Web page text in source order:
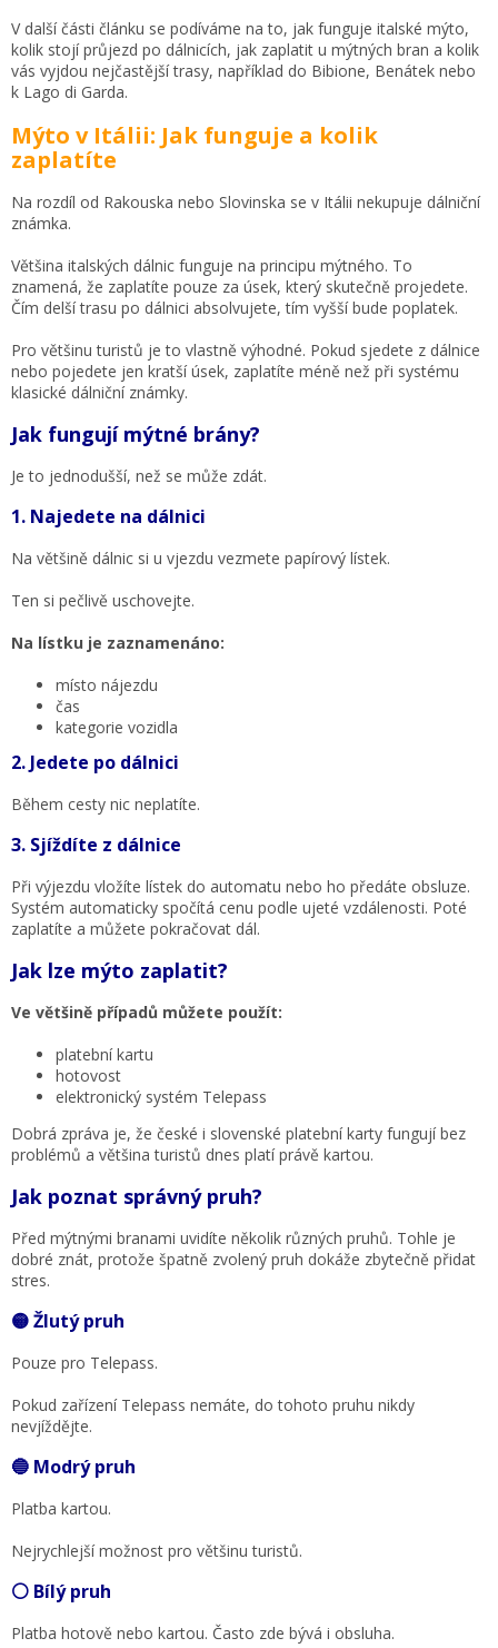
V další části článku se podíváme na to, jak funguje italské mýto,
kolik stojí průjezd po dálnicích, jak zaplatit u mýtných bran a kolik
vás vyjdou nejčastější trasy, například do Bibione, Benátek nebo
k Lago di Garda.
Mýto v Itálii: Jak funguje a kolik
zaplatíte
Na rozdíl od Rakouska nebo Slovinska se v Itálii nekupuje dálniční
známka.
Většina italských dálnic funguje na principu mýtného. To
znamená, že zaplatíte pouze za úsek, který skutečně projedete.
Čím delší trasu po dálnici absolvujete, tím vyšší bude poplatek.
Pro většinu turistů je to vlastně výhodné. Pokud sjedete z dálnice
nebo pojedete jen kratší úsek, zaplatíte méně než při systému
klasické dálniční známky.
Jak fungují mýtné brány?
Je to jednodušší, než se může zdát.
1. Najedete na dálnici
Na většině dálnic si u vjezdu vezmete papírový lístek.
Ten si pečlivě uschovejte.
Na lístku je zaznamenáno:
místo nájezdu
čas
kategorie vozidla
2. Jedete po dálnici
Během cesty nic neplatíte.
3. Sjíždíte z dálnice
Při výjezdu vložíte lístek do automatu nebo ho předáte obsluze.
Systém automaticky spočítá cenu podle ujeté vzdálenosti. Poté
zaplatíte a můžete pokračovat dál.
Jak lze mýto zaplatit?
Ve většině případů můžete použít:
platební kartu
hotovost
elektronický systém Telepass
Dobrá zpráva je, že české i slovenské platební karty fungují bez
problémů a většina turistů dnes platí právě kartou.
Jak poznat správný pruh?
Před mýtnými branami uvidíte několik různých pruhů. Tohle je
dobré znát, protože špatně zvolený pruh dokáže zbytečně přidat
stres.
🟡 Žlutý pruh
Pouze pro Telepass.
Pokud zařízení Telepass nemáte, do tohoto pruhu nikdy
nevjíždějte.
🔵 Modrý pruh
Platba kartou.
Nejrychlejší možnost pro většinu turistů.
⚪ Bílý pruh
Platba hotově nebo kartou. Často zde bývá i obsluha.